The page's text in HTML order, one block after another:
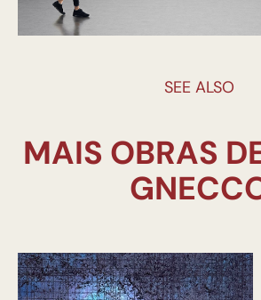
SEE ALSO
MAIS OBRAS